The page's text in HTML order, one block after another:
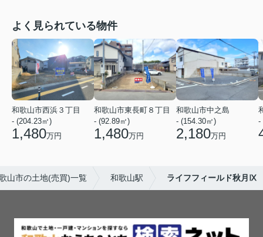
よく見られている物件
和歌山市西浜３丁目
- (204.23㎡)
1,480万円
和歌山市東長町８丁目
- (92.89㎡)
1,480万円
和歌山市中之島
- (154.30㎡)
2,180万円
-
山市の土地(売買)一覧 和歌山駅 ライフフィールド秋月Ⅸ